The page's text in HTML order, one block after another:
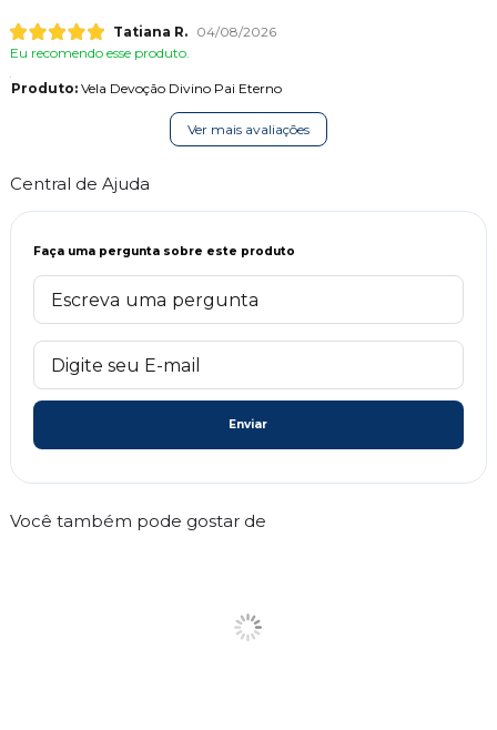
Tatiana R.
04/08/2026
Eu recomendo esse produto.
Produto:Vela Devoção Divino Pai Eterno
Ver mais avaliações
Central de Ajuda
Faça uma pergunta sobre este produto
Enviar
Você também pode gostar de